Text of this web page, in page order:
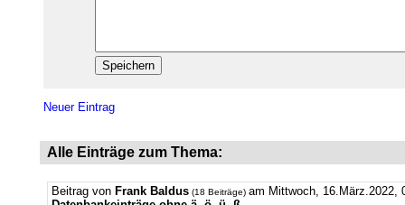
Neuer Eintrag
Alle Einträge zum Thema:
Beitrag von Frank Baldus (18 Beiträge) am Mittwoch, 16.März.2022,